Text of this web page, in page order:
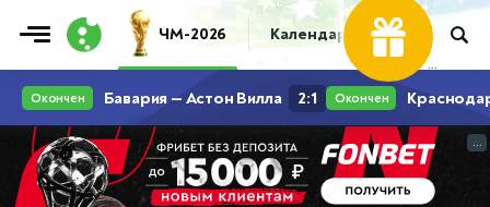
ЧМ-2026 Календарь Таблица
...
...